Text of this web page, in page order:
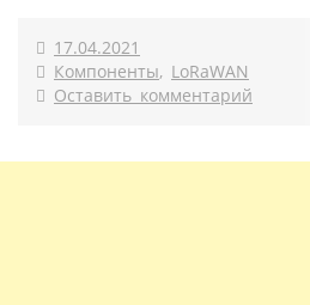
17.04.2021
Компоненты, LoRaWAN
Оставить комментарий